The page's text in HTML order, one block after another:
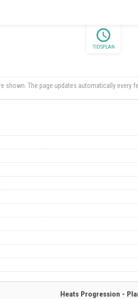
schedule
TIDSPLAN
shown. The page updates automatically every
Heats Progression -